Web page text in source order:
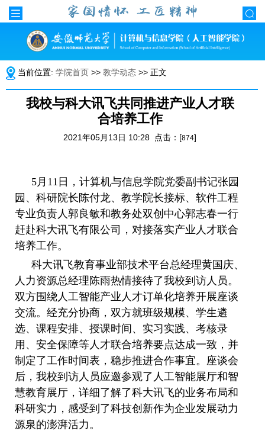
当前位置: 学院首页 >> 教学动态 >> 正文
我校与科大讯飞共同推进产业人才联
合培养工作
2021年05月13日 10:28 点击：[874]
5月11日，计算机与信息学院党委副书记张园
园、科研院长陈付龙、教学院长接标、软件工程
专业负责人郭良敏和教务处双创中心郭志春一行
赶赴科大讯飞有限公司，对接落实产业人才联合
培养工作。
科大讯飞教育事业部技术平台总经理黄国庆、
人力资源总经理陈雨热情接待了我校到访人员。
双方围绕人工智能产业人才订单化培养开展座谈
交流。经充分协商，双方就班级规模、学生遴
选、课程安排、授课时间、实习实践、考核录
用、安全保障等人才联合培养要点达成一致，并
制定了工作时间表，稳步推进合作事宜。座谈会
后，我校到访人员应邀参观了人工智能展厅和智
慧教育展厅，详细了解了科大讯飞的业务布局和
科研实力，感受到了科技创新作为企业发展动力
源泉的澎湃活力。